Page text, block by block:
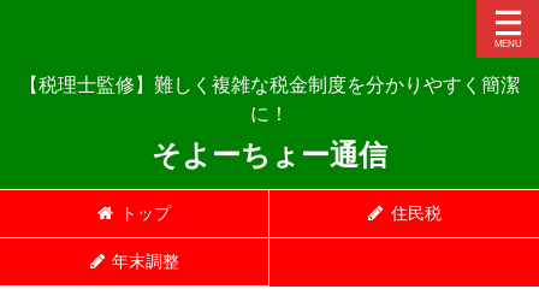
【税理士監修】難しく複雑な税金制度を分かりやすく簡潔
に！
そよーちょー通信
トップ 住民税
年末調整